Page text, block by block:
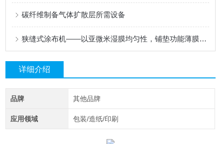
碳纤维制备气体扩散层所需设备
狭缝式涂布机——以亚微米湿膜均匀性，铺垫功能薄膜的性能基石
详细介绍
品牌 其他品牌
应用领域 包装/造纸/印刷